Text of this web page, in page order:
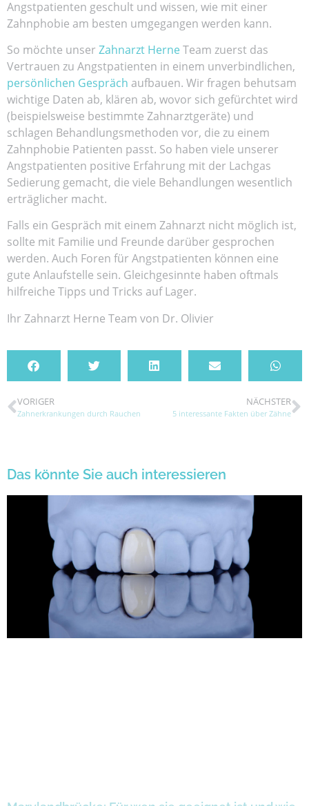
Angstpatienten geschult und wissen, wie mit einer
Zahnphobie am besten umgegangen werden kann.
So möchte unser Zahnarzt HerneTeam zuerst das
Vertrauen zu Angstpatienten in einem unverbindlichen,
persönlichen Gespräch aufbauen. Wir fragen behutsam
wichtige Daten ab, klären ab, wovor sich gefürchtet wird
(beispielsweise bestimmte Zahnarztgeräte) und
schlagen Behandlungsmethoden vor, die zu einem
Zahnphobie Patienten passt. So haben viele unserer
Angstpatienten positive Erfahrung mit der Lachgas
Sedierung gemacht, die viele Behandlungen wesentlich
erträglicher macht.
Falls ein Gespräch mit einem Zahnarzt nicht möglich ist,
sollte mit Familie und Freunde darüber gesprochen
werden. Auch Foren für Angstpatienten können eine
gute Anlaufstelle sein. Gleichgesinnte haben oftmals
hilfreiche Tipps und Tricks auf Lager.
Ihr Zahnarzt Herne Team von Dr. Olivier
VORIGER
Zahnerkrankungen durch Rauchen
NÄCHSTER
5 interessante Fakten über Zähne
Das könnte Sie auch interessieren